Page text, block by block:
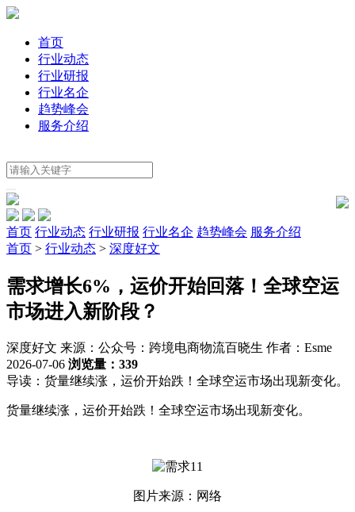
首页
行业动态
行业研报
行业名企
趋势峰会
服务介绍
首页 行业动态 行业研报 行业名企 趋势峰会 服务介绍
首页 > 行业动态 > 深度好文
需求增长6%，运价开始回落！全球空运
市场进入新阶段？
深度好文 来源：公众号：跨境电商物流百晓生 作者：Esme
2026-07-06 浏览量：339
导读： 货量继续涨，运价开始跌！全球空运市场出现新变化。
货量继续涨，运价开始跌！全球空运市场出现新变化。
图片来源：网络